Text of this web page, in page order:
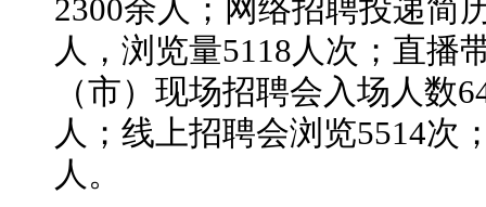
2300余人；网络招聘投递简
人，浏览量5118人次；直播
（市）现场招聘会入场人数
人；线上招聘会浏览5514次
人。